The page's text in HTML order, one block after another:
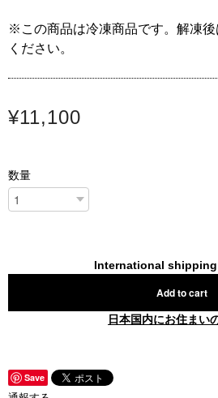
※この商品は冷凍商品です。解凍後
ください。
¥11,100
数量
International
Add to cart
日本国内にお住まい
Save